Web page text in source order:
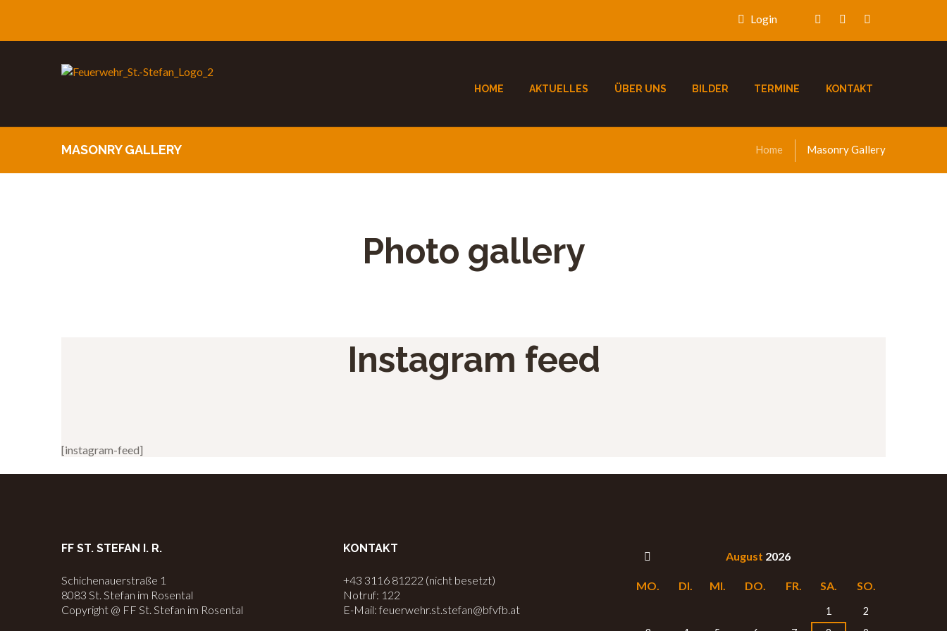
Login
HOME AKTUELLES ÜBER UNS BILDER TERMINE KONTAKT
MASONRY GALLERY Home Masonry Gallery
Photo gallery
Instagram feed
[instagram-feed]
FF ST. STEFAN I. R.
Schichenauerstraße 1
8083 St. Stefan im Rosental
Copyright @ FF St. Stefan im Rosental
KONTAKT
+43 3116 81222 (nicht besetzt)
Notruf: 122
E-Mail: feuerwehr.st.stefan@bfvfb.at
August 2026
MO. DI. MI. DO. FR. SA. SO.
1
2